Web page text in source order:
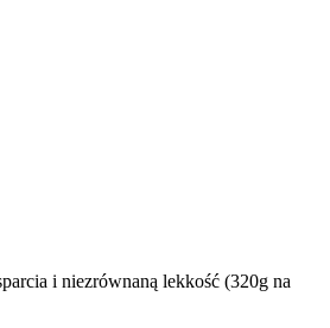
i niezrównaną lekkość (320g na